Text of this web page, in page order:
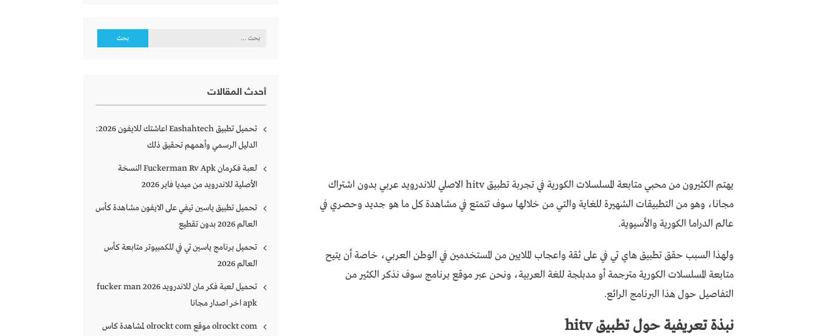
يهتم الكثيرون من محبي متابعة المسلسلات الكورية في تجربة تطبيق hitv الاصلي للاندرويد عربي بدون اشتراك
مجانا، وهو من التطبيقات الشهيرة للغاية والتي من خلالها سوف تتمتع في مشاهدة كل ما هو جديد وحصري في
عالم الدراما الكورية والأسيوية.
ولهذا السبب حقق تطبيق هاي تي في على ثقة واعجاب الملايين من المستخدمين في الوطن العربي، خاصة أن يتيح
متابعة المسلسلات الكورية مترجمة أو مدبلجة للغة العربية، ونحن عبر موقع برنامج سوف نذكر الكثير من
التفاصيل حول هذا البرنامج الرائع.
نبذة تعريفية حول تطبيق hitv
البحث
أحدث المقالات
تحميل تطبيق Eashahtech اعاشتك للايفون 2026:
الدليل الرسمي وأهمهم تحقيق ذلك
لعبة فكرمان Fuckerman Rv Apk النسخة
الأصلية للاندرويد من ميديا فاير 2026
تحميل تطبيق ياسين تيفي على الايفون مشاهدة كأس
العالم 2026 بدون تقطيع
تحميل برنامج ياسين تي في للكمبيوتر متابعة كأس
العالم 2026
تحميل لعبة فكر مان للاندرويد 2026 fucker man
apk اخر اصدار مجانا
olrockt com موقع olrockt com لمشاهدة كاس